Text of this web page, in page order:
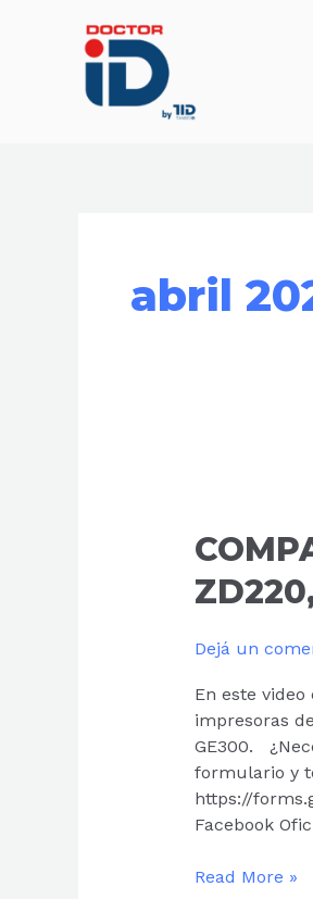
abril
Dejá un
En este
impresoras
GE300.
formulario y
https://
Facebook
IMPRESIÓN:
ZEBRA
ZD220,
TE200
GODEX
GE300.
Read More »